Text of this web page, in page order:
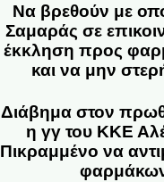
Να βρεθούν με
Σαμαράς σε
έκκληση προς
και να μην
Διάβημα στον
η γγ του ΚΚΕ
Πικραμμένο να
φαρμάκων